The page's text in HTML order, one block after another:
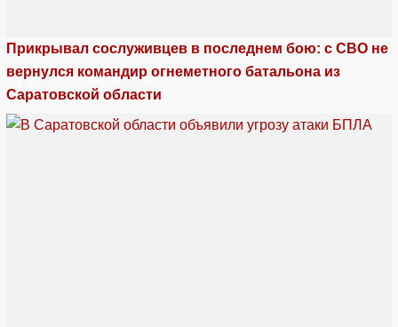
Прикрывал сослуживцев в последнем бою: с СВО не
вернулся командир огнеметного батальона из
Саратовской области